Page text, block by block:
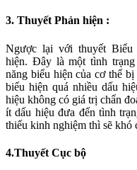
3. Thuyết Phản hiện :
Ngược lại với thuyết Biểu
hiện. Đây là một tình
năng biểu hiện của cơ thể
biểu hiện quá nhiều dấu
hiệu không có giá trị chẩn
ít dấu hiệu đưa đến tình
thiếu kinh nghiệm thì sẽ khó
4.Thuyết Cục bộ